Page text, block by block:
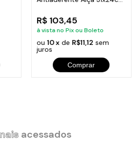
Lisa 2 Alças Santana 19x2cm
R$ 103,45
à vista no Pix ou Boleto
ou 10 xde R$11,12 sem
juros
Comprar
acessados